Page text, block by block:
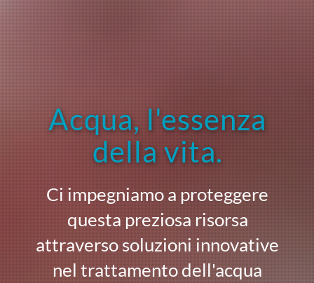
Acqua, l'essenza
della vita.
Ci impegniamo a proteggere
questa preziosa risorsa
attraverso soluzioni innovative
nel trattamento dell'acqua